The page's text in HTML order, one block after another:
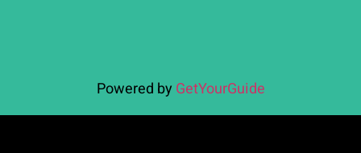
Powered by GetYourGuide